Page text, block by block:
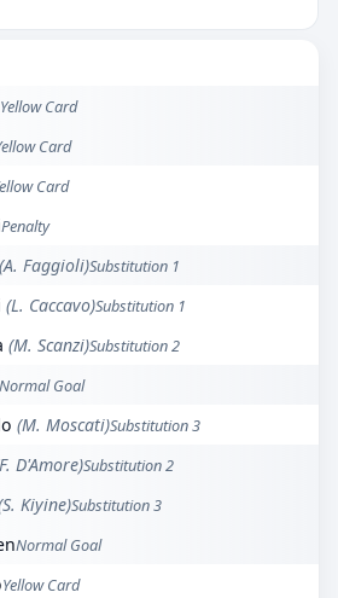
Yellow Card
Card
Card
Penalty
(A. Faggioli)Substitution 1
(L. Caccavo)Substitution 1
(M. Scanzi)Substitution 2
Normal Goal
(M. Moscati)Substitution 3
D'Amore)Substitution 2
Kiyine)Substitution 3
Normal Goal
Yellow Card